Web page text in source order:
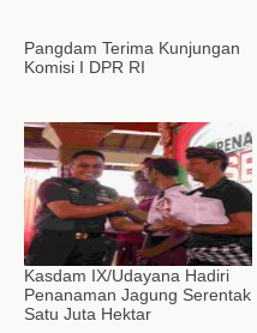
Pangdam Terima Kunjungan
Komisi I DPR RI
Kasdam IX/Udayana Hadiri
Penanaman Jagung Serentak
Satu Juta Hektar